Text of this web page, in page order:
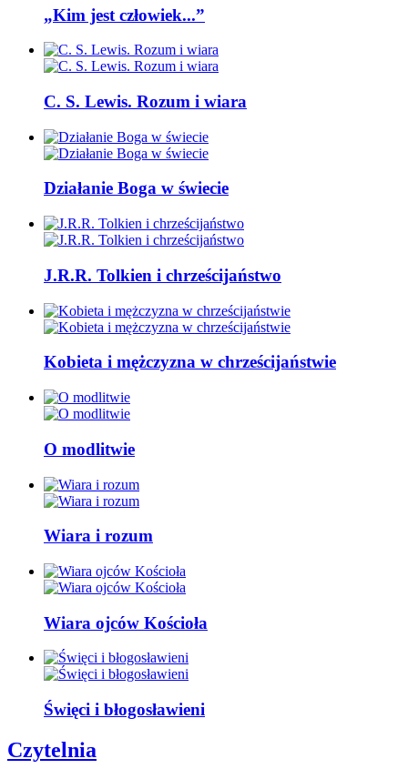
„Kim jest człowiek...”
C. S. Lewis. Rozum i wiara
Działanie Boga w świecie
J.R.R. Tolkien i chrześcijaństwo
Kobieta i mężczyzna w chrześcijaństwie
O modlitwie
Wiara i rozum
Wiara ojców Kościoła
Święci i błogosławieni
Czytelnia